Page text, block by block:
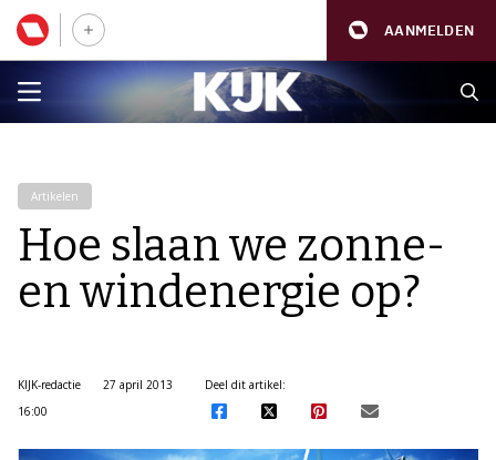
AANMELDEN
Artikelen
Hoe slaan we zonne-
en windenergie op?
KIJK-redactie
27 april 2013
16:00
Deel dit artikel: